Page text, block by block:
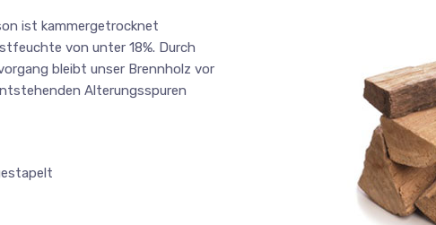
ist kammergetrocknet
von unter 18%. Durch
bleibt unser Brennholz vor
Alterungsspuren